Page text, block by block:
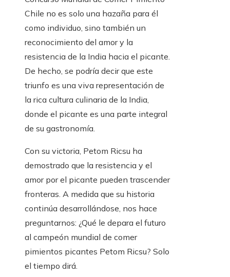
Chile no es solo una hazaña para él
como individuo, sino también un
reconocimiento del amor y la
resistencia de la India hacia el picante.
De hecho, se podría decir que este
triunfo es una viva representación de
la rica cultura culinaria de la India,
donde el picante es una parte integral
de su gastronomía.
Con su victoria, Petom Ricsu ha
demostrado que la resistencia y el
amor por el picante pueden trascender
fronteras. A medida que su historia
continúa desarrollándose, nos hace
preguntarnos: ¿Qué le depara el futuro
al campeón mundial de comer
pimientos picantes Petom Ricsu? Solo
el tiempo dirá.